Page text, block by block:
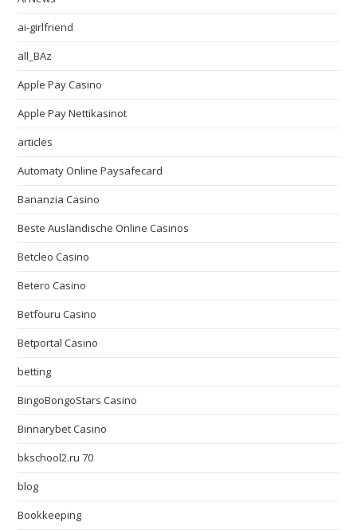
ai-girlfriend
all_BAz
Apple Pay Casino
Apple Pay Nettikasinot
articles
Automaty Online Paysafecard
Bananzia Casino
Beste Ausländische Online Casinos
Betcleo Casino
Betero Casino
Betfouru Casino
Betportal Casino
betting
BingoBongoStars Casino
Binnarybet Casino
bkschool2.ru 70
blog
Bookkeeping